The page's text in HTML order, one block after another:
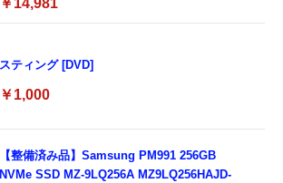
証
￥14,981
スティング [DVD]
￥1,000
【整備済み品】Samsung PM991 256GB
NVMe SSD MZ-9LQ256A MZ9LQ256HAJD-